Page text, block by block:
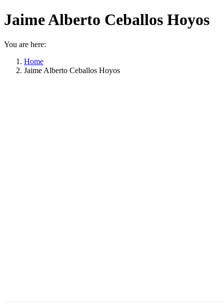
Jaime Alberto Ceballos Hoyos
You are here:
Home
Jaime Alberto Ceballos Hoyos